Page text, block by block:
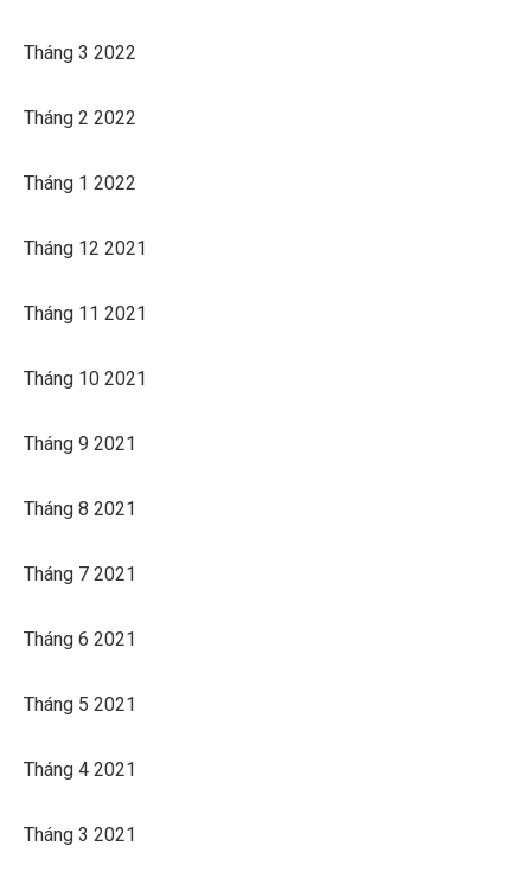
Tháng 3 2022
Tháng 2 2022
Tháng 1 2022
Tháng 12 2021
Tháng 11 2021
Tháng 10 2021
Tháng 9 2021
Tháng 8 2021
Tháng 7 2021
Tháng 6 2021
Tháng 5 2021
Tháng 4 2021
Tháng 3 2021